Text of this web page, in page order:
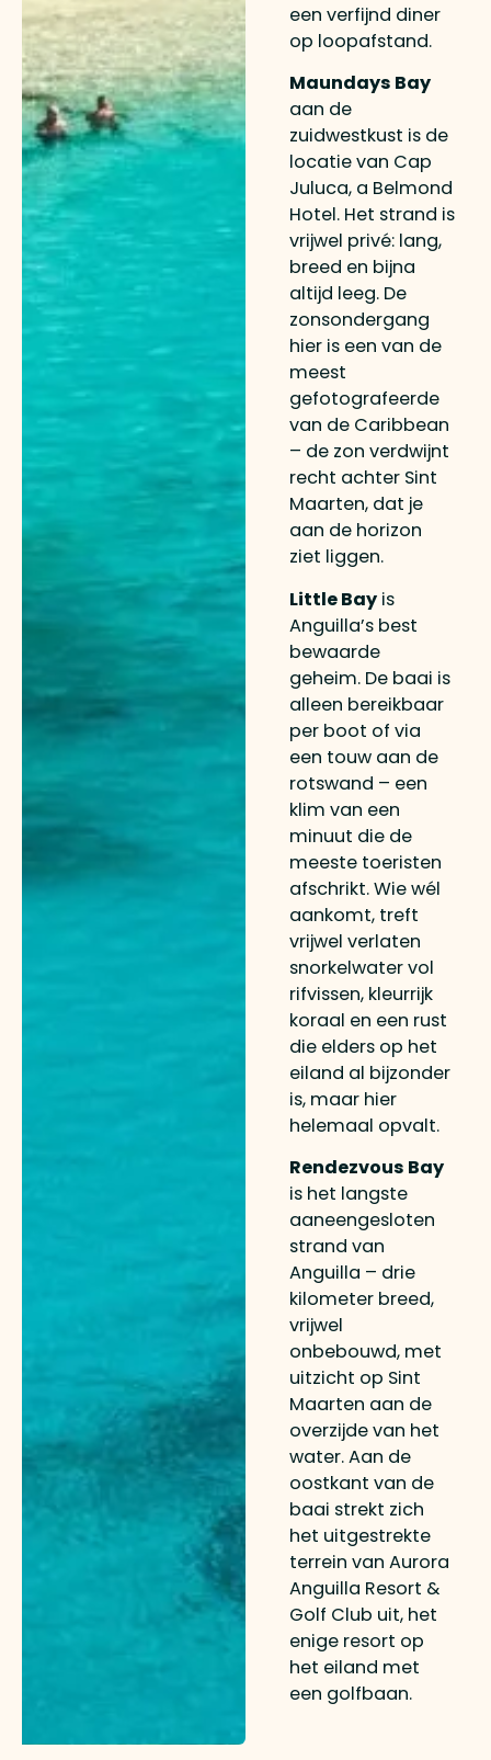
een verfijnd diner
op loopafstand.
Maundays Bay
aan de
zuidwestkust is de
locatie van Cap
Juluca, a Belmond
Hotel. Het strand is
vrijwel privé: lang,
breed en bijna
altijd leeg. De
zonsondergang
hier is een van de
meest
gefotografeerde
van de Caribbean
– de zon verdwijnt
recht achter Sint
Maarten, dat je
aan de horizon
ziet liggen.
Little Bay is
Anguilla’s best
bewaarde
geheim. De baai is
alleen bereikbaar
per boot of via
een touw aan de
rotswand – een
klim van een
minuut die de
meeste toeristen
afschrikt. Wie wél
aankomt, treft
vrijwel verlaten
snorkelwater vol
rifvissen, kleurrijk
koraal en een rust
die elders op het
eiland al bijzonder
is, maar hier
helemaal opvalt.
Rendezvous Bay
is het langste
aaneengesloten
strand van
Anguilla – drie
kilometer breed,
vrijwel
onbebouwd, met
uitzicht op Sint
Maarten aan de
overzijde van het
water. Aan de
oostkant van de
baai strekt zich
het uitgestrekte
terrein van Aurora
Anguilla Resort &
Golf Club uit, het
enige resort op
het eiland met
een golfbaan.